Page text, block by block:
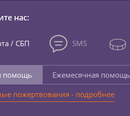
нас:
/ СБП SMS
помощь
Ежемесячная помощь
пожертвования - подробнее